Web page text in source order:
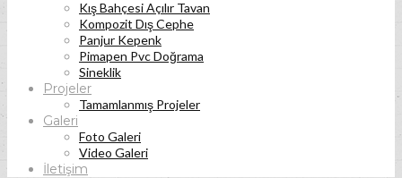
Kış Bahçesi Açılır Tavan
Kompozit Dış Cephe
Panjur Kepenk
Pimapen Pvc Doğrama
Sineklik
Projeler
Tamamlanmış Projeler
Galeri
Foto Galeri
Video Galeri
İletişim